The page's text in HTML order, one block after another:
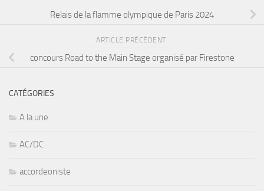
Relais de la flamme olympique de Paris 2024
ARTICLE PRÉCÉDENT
concours Road to the Main Stage organisé par Firestone
CATÉGORIES
A la une
AC/DC
accordeoniste